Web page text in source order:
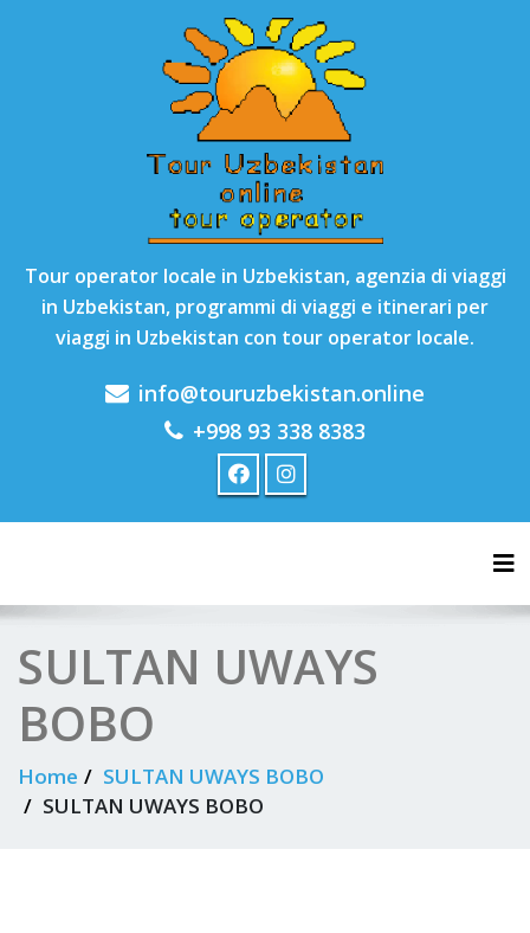
Tour operator locale in Uzbekistan, agenzia di viaggi
in Uzbekistan, programmi di viaggi e itinerari per
viaggi in Uzbekistan con tour operator locale.
info@touruzbekistan.online
+998 93 338 8383
SULTAN UWAYS
BOBO
Home
SULTAN UWAYS BOBO
SULTAN UWAYS BOBO